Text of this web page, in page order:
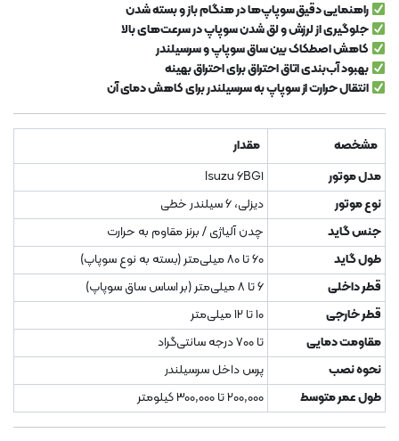
راهنمایی دقیق سوپاپ‌ها در هنگام باز و بسته شدن
جلوگیری از لرزش و لق شدن سوپاپ در سرعت‌های بالا
کاهش اصطکاک بین ساق سوپاپ و سرسیلندر
بهبود آب‌بندی اتاق احتراق برای احتراق بهینه
انتقال حرارت از سوپاپ به سرسیلندر برای کاهش دمای آن
مشخصه
مقدار
مدل موتور
Isuzu 6BG1
نوع موتور
دیزلی، 6 سیلندر خطی
جنس گاید
چدن آلیاژی / برنز مقاوم به حرارت
طول گاید
60 تا 80 میلی‌متر (بسته به نوع سوپاپ)
قطر داخلی
6 تا 8 میلی‌متر (بر اساس ساق سوپاپ)
قطر خارجی
10 تا 12 میلی‌متر
مقاومت دمایی
تا 700 درجه سانتی‌گراد
نحوه نصب
پرس داخل سرسیلندر
طول عمر متوسط
200,000 تا 300,000 کیلومتر